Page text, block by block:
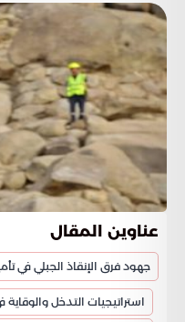
عناوين المقال
جهود فرق الإنقاذ الجبلي في
استراتيجيات التدخل